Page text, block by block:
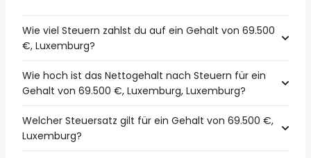
Wie viel Steuern zahlst du auf ein Gehalt von 69.500
€, Luxemburg?
Wie hoch ist das Nettogehalt nach Steuern für ein
Gehalt von 69.500 €, Luxemburg, Luxemburg?
Welcher Steuersatz gilt für ein Gehalt von 69.500 €,
Luxemburg?